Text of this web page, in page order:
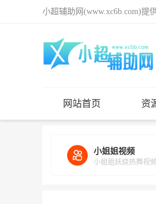
小超辅助网(www.xc6b.com)提
网站首页 资
小姐姐视频
小姐姐妖娆热舞视